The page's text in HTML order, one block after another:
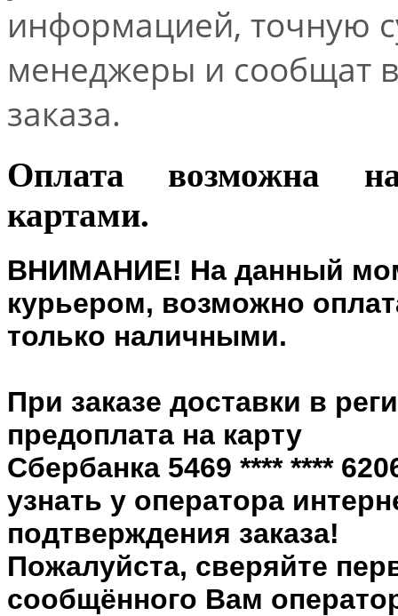
информацией, точную
менеджеры и сообщат
заказа.
Оплата возможна
картами.
ВНИМАНИЕ! На данный
курьером, возможно
только наличными.
При заказе доставки в
предоплата на карту
Сбербанка 5469 **** ****
узнать у оператора
подтверждения заказа!
Пожалуйста, сверяйте
сообщённого Вам